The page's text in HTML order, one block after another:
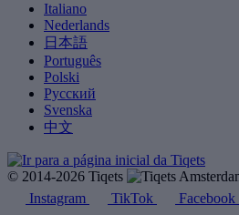
Italiano
Nederlands
日本語
Português
Polski
Русский
Svenska
中文
© 2014-2026 Tiqets
Instagram
TikTok Facebook